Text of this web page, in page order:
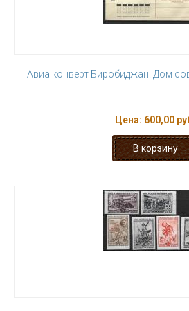
Авиа конверт Биробиджан. Дом
Цена: 600,00